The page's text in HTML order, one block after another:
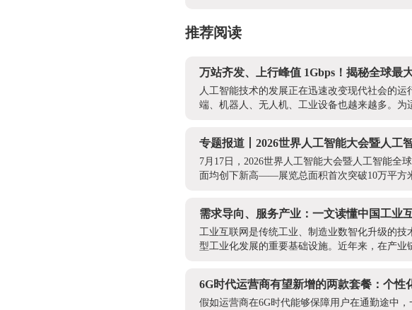
推荐阅读
万站齐发、上行峰值 1Gbps！揭秘全球最
人工智能技术的发展正在迅速改变现代社会的
端、机器人、无人机、工业设备也越来越多。为
专题报道丨2026世界人工智能大会暨人工
7月17日，2026世界人工智能大会暨人工智能全
面均创下新高——展览总面积首次突破10万平方
需求导向、服务产业：一文读懂中国工业
工业互联网是传统工业、制造业数智化升级的
型工业化发展的重要基础设施。近年来，在产业
6G时代运营商有望新增的两款套餐：个性
假如运营商在6G时代能够保障用户在通勤途中